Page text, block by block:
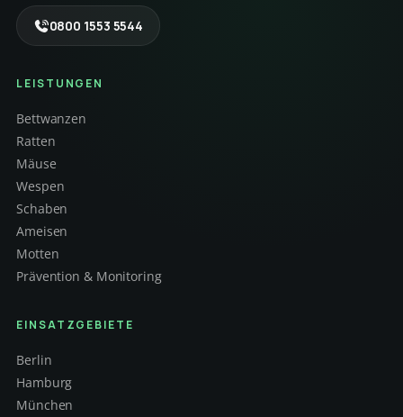
0800 1553 5544
LEISTUNGEN
Bettwanzen
Ratten
Mäuse
Wespen
Schaben
Ameisen
Motten
Prävention & Monitoring
EINSATZGEBIETE
Berlin
Hamburg
München